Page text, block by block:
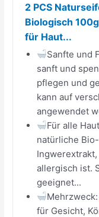
2 PCS
Biologisch
für Haut...
Sanfte und
sanft und
pflegen und
kann auf
angewendet
Für alle
natürliche
allergisch ist.
geeignet...
Mehrzweck:
für Gesicht,